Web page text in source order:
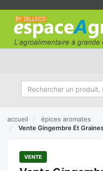
accueil
épices aromates
Vente Gingembre Et
VENTE